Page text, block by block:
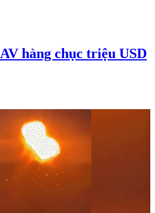
hàng chục triệu USD